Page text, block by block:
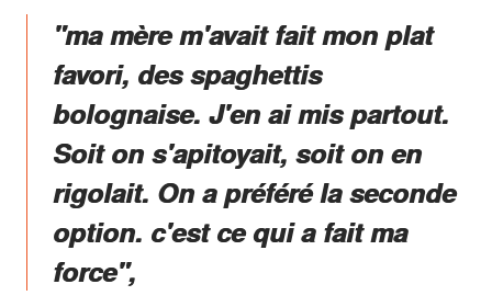
"ma mère m'avait fait mon plat
favori, des spaghettis
bolognaise. J'en ai mis partout.
Soit on s'apitoyait, soit on en
rigolait. On a préféré la seconde
option. c'est ce qui a fait ma
force",